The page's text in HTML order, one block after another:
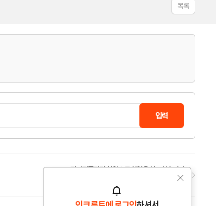
목록
전기직종관련 신입으로 취업을 하고싶습니다
2025.05.28(수)